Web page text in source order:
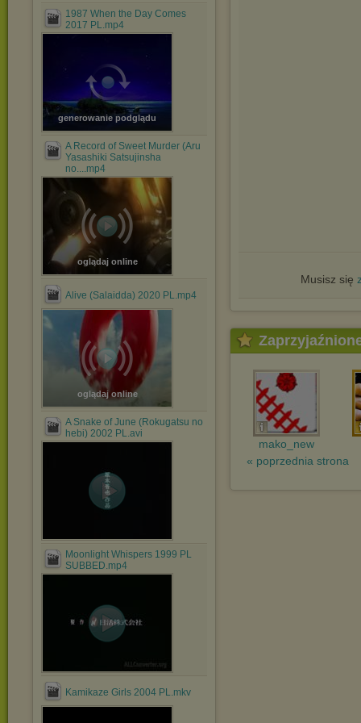
1987 When the Day Comes
2017 PL.mp4
generowanie podglądu
A Record of Sweet Murder (Aru
Yasashiki Satsujinsha
no....mp4
oglądaj online
Alive (Salaidda) 2020 PL.mp4
oglądaj online
A Snake of June (Rokugatsu no
hebi) 2002 PL.avi
Moonlight Whispers 1999 PL
SUBBED.mp4
Kamikaze Girls 2004 PL.mkv
Musisz się
mako_new
« poprzednia strona